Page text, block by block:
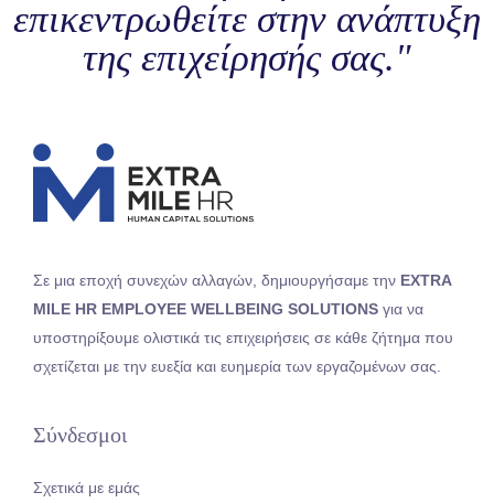
επικεντρωθείτε στην ανάπτυξη
της επιχείρησής σας."
Σε μια εποχή συνεχών αλλαγών, δημιουργήσαμε την EXTRA
MILE HR EMPLOYEE WELLBEING SOLUTIONS για να
υποστηρίξουμε ολιστικά τις επιχειρήσεις σε κάθε ζήτημα που
σχετίζεται με την ευεξία και ευημερία των εργαζομένων σας.
Σύνδεσμοι
Σχετικά με εμάς